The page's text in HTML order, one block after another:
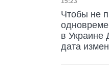
Чтобы не
в Украине
дата